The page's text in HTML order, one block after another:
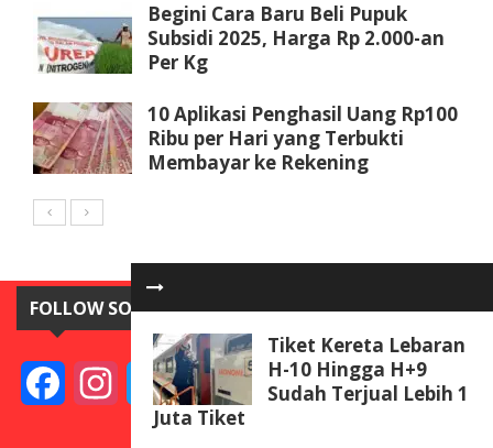
Tiket Kereta Lebaran
H-10 Hingga H+9
Sudah Terjual Lebih 1
Juta Tiket
Begini Cara Baru Beli Pupuk
Subsidi 2025, Harga Rp 2.000-an
Per Kg
10 Aplikasi Penghasil Uang Rp100
Ribu per Hari yang Terbukti
Membayar ke Rekening
FOLLOW SOSIAL MEDIA
FacebookInstagramTwitter YouTube